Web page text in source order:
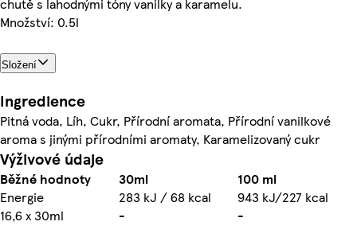
Množství: 0.5l
Složení
Ingredience
Pitná voda, Líh, Cukr, Přírodní aromata, Přírodní vanilkové
aroma s jinými přírodními aromaty, Karamelizovaný cukr
Výživové údaje
Běžné hodnoty 30ml
100 ml
Energie
283 kJ / 68 kcal
943 kJ/227 kcal
16,6 x 30ml
- -